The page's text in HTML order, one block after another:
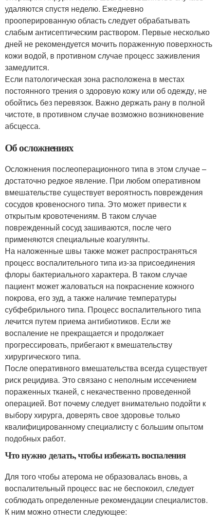
удаляются спустя неделю. Ежедневно
прооперированную область следует обрабатывать
слабым антисептическим раствором. Первые несколько
дней не рекомендуется мочить пораженную поверхность
кожи водой, в противном случае процесс заживления
замедлится.
Если патологическая зона расположена в местах
постоянного трения о здоровую кожу или об одежду, не
обойтись без перевязок. Важно держать рану в полной
чистоте, в противном случае возможно возникновение
абсцесса.
Об осложнениях
Осложнения послеоперационного типа в этом случае –
достаточно редкое явление. При любом оперативном
вмешательстве существует вероятность повреждения
сосудов кровеносного типа. Это может привести к
открытым кровотечениям. В таком случае
поврежденный сосуд зашиваются, после чего
применяются специальные коагулянты.
На наложенные швы также может распространяться
процесс воспалительного типа из-за присоединения
флоры бактериального характера. В таком случае
пациент может жаловаться на покраснение кожного
покрова, его зуд, а также наличие температуры
субфебрильного типа. Процесс воспалительного типа
лечится путем приема антибиотиков. Если же
воспаление не прекращается и продолжает
прогрессировать, прибегают к вмешательству
хирургического типа.
После оперативного вмешательства всегда существует
риск рецидива. Это связано с неполным иссечением
пораженных тканей, с некачественно проведенной
операцией. Вот почему следует внимательно подойти к
выбору хирурга, доверять свое здоровье только
квалифицированному специалисту с большим опытом
подобных работ.
Что нужно делать, чтобы избежать воспаления
Для того чтобы атерома не образовалась вновь, а
воспалительный процесс вас не беспокоил, следует
соблюдать определенные рекомендации специалистов.
К ним можно отнести следующее: